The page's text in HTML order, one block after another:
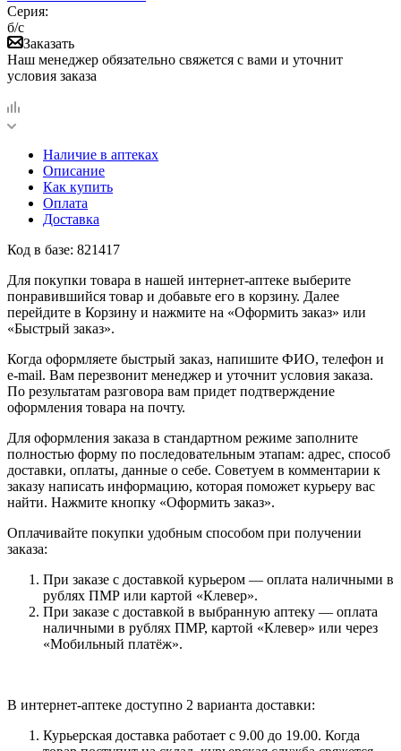
Серия:
б/с
Заказать
Наш менеджер обязательно свяжется с вами и уточнит
условия заказа
Наличие в аптеках
Описание
Как купить
Оплата
Доставка
Код в базе: 821417
Для покупки товара в нашей интернет-аптеке выберите
понравившийся товар и добавьте его в корзину. Далее
перейдите в Корзину и нажмите на «Оформить заказ» или
«Быстрый заказ».
Когда оформляете быстрый заказ, напишите ФИО, телефон и
e-mail. Вам перезвонит менеджер и уточнит условия заказа.
По результатам разговора вам придет подтверждение
оформления товара на почту.
Для оформления заказа в стандартном режиме заполните
полностью форму по последовательным этапам: адрес, способ
доставки, оплаты, данные о себе. Советуем в комментарии к
заказу написать информацию, которая поможет курьеру вас
найти. Нажмите кнопку «Оформить заказ».
Оплачивайте покупки удобным способом при получении
заказа:
При заказе с доставкой курьером — оплата наличными в
рублях ПМР или картой «Клевер».
При заказе с доставкой в выбранную аптеку — оплата
наличными в рублях ПМР, картой «Клевер» или через
«Мобильный платёж».
В интернет-аптеке доступно 2 варианта доставки:
Курьерская доставка работает с 9.00 до 19.00. Когда